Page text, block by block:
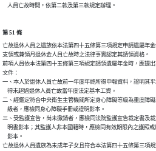
    人員亡故時間，依第二款及第三款規定辦理。
第 51 條
亡故退休人員之遺族依本法第四十五條第三項規定申請遺屬年
支領或兼領月退休金人員亡故時之法律事實認定其請領資格。
前項人員依本法第四十五條第三項規定請領遺屬年金時，應提
文件：
一、本人於退休人員亡故前一年度年終所得申報資料，證明其
    得未超過退休人員亡故當年度法定基本工資。
二、經鑑定符合中央衛生主管機關所定身心障礙等級為重度障
    級者，應檢同身心障礙手冊或證明影本。
三、受監護宣告，尚未撤銷者，應檢同法院監護宣告裁定書及
明書影本；其監護人非本國籍時，應檢同有效期限內之護照
    影本。
亡故退休人員遺族為未成年子女且符合本法第四十五條第三項